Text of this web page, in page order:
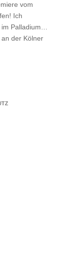
vom
Ich
Palladium…
der Kölner